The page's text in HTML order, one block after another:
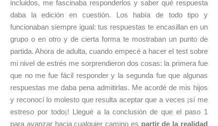
incluidos, me fascinaba responderlos y saber qué respuesta
daba la edición en cuestión. Los había de todo tipo y
funcionaban siempre igual: tus respuestas te encasillan en un
grupo o en otro y de cierta forma te mostraban un punto de
partida. Ahora de adulta, cuando empecé a hacer el test sobre
mi nivel de estrés me sorprendieron dos cosas: la primera fue
que no me fue fácil responder y la segunda fue que algunas
respuestas me daba pena admitirlas. Me acordé de mis hijos
y reconocí lo molesto que resulta aceptar que a veces ¡sí me
estreso por todo¡! Llegué a la conclusión de que el paso 1
para avanzar hacia cualquier camino es partir de la realidad